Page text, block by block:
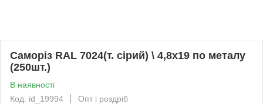
Саморіз RAL 7024(т. сірий) \ 4,8х19 по металу
(250шт.)
В наявності
Код: id_19994
Опт і роздріб